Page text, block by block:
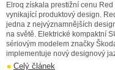
Elroq získala prestižní cenu Red
vynikající produktový design.
jedna z nejvýznamnějších
na světě. Elektrické kompaktní
sériovým modelem značky
implementuje nový designový
Celý článek